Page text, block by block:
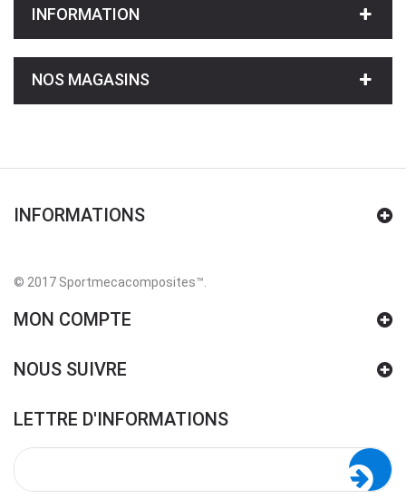
INFORMATION
NOS MAGASINS
INFORMATIONS
© 2017 Sportmecacomposites™
MON COMPTE
NOUS SUIVRE
LETTRE D'INFORMATIONS